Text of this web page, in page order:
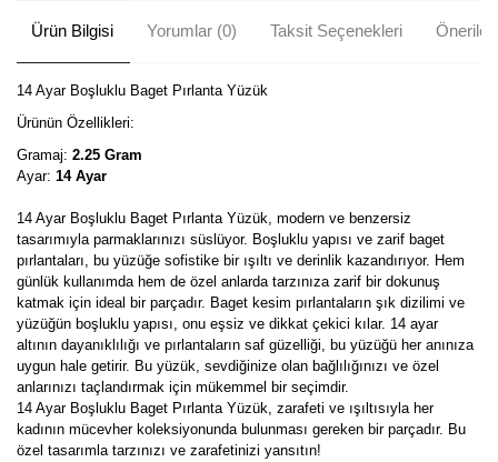
Ürün Bilgisi Yorumlar (0) Taksit Seçenekleri
14 Ayar Boşluklu Baget Pırlanta Yüzük
Ürünün Özellikleri:
Gramaj: 2.25 Gram
Ayar: 14 Ayar
14 Ayar Boşluklu Baget Pırlanta Yüzük, modern ve benzersiz
tasarımıyla parmaklarınızı süslüyor. Boşluklu yapısı ve zarif baget
pırlantaları, bu yüzüğe sofistike bir ışıltı ve derinlik kazandırıyor. Hem
günlük kullanımda hem de özel anlarda tarzınıza zarif bir dokunuş
katmak için ideal bir parçadır. Baget kesim pırlantaların şık dizilimi ve
yüzüğün boşluklu yapısı, onu eşsiz ve dikkat çekici kılar. 14 ayar
altının dayanıklılığı ve pırlantaların saf güzelliği, bu yüzüğü her anınıza
uygun hale getirir. Bu yüzük, sevdiğinize olan bağlılığınızı ve özel
anlarınızı taçlandırmak için mükemmel bir seçimdir.
14 Ayar Boşluklu Baget Pırlanta Yüzük, zarafeti ve ışıltısıyla her
kadının mücevher koleksiyonunda bulunması gereken bir parçadır. Bu
özel tasarımla tarzınızı ve zarafetinizi yansıtın!